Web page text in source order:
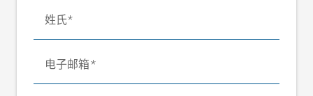
额定值”
防护等级
姓氏
电子邮箱